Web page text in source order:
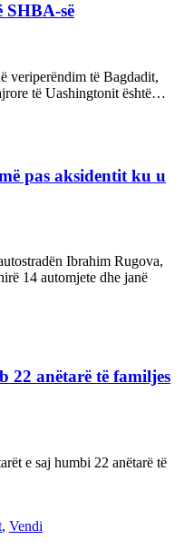
SHBA-së
veriperëndim të Bagdadit,
të Uashingtonit është…
pas aksidentit ku u
Ibrahim Rugova,
14 automjete dhe janë
22 anëtarë të familjes
e saj humbi 22 anëtarë të
, Vendi